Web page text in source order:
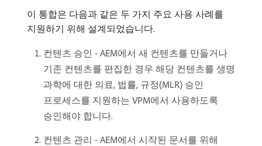
이 통합은 다음과 같은 두 가지 주요 사용 사례를
지원하기 위해 설계되었습니다.
컨텐츠 승인 - AEM에서 새 컨텐츠를 만들거나
기존 컨텐츠를 편집한 경우 해당 컨텐츠를 생명
과학에 대한 의료, 법률, 규정(MLR) 승인
프로세스를 지원하는 VPM에서 사용하도록
승인해야 합니다.
컨텐츠 관리 - AEM에서 시작된 문서를 위해